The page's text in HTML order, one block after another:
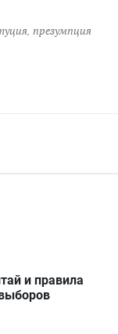
, презумпция
и правила